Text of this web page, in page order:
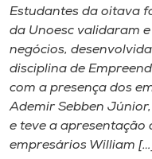
A
Internacionalização
I.nova
Estudantes da oitava
da Unoesc validaram
negócios,
disciplina de
com a presença dos
Ademir Sebben
e teve a apresentação
empresários William